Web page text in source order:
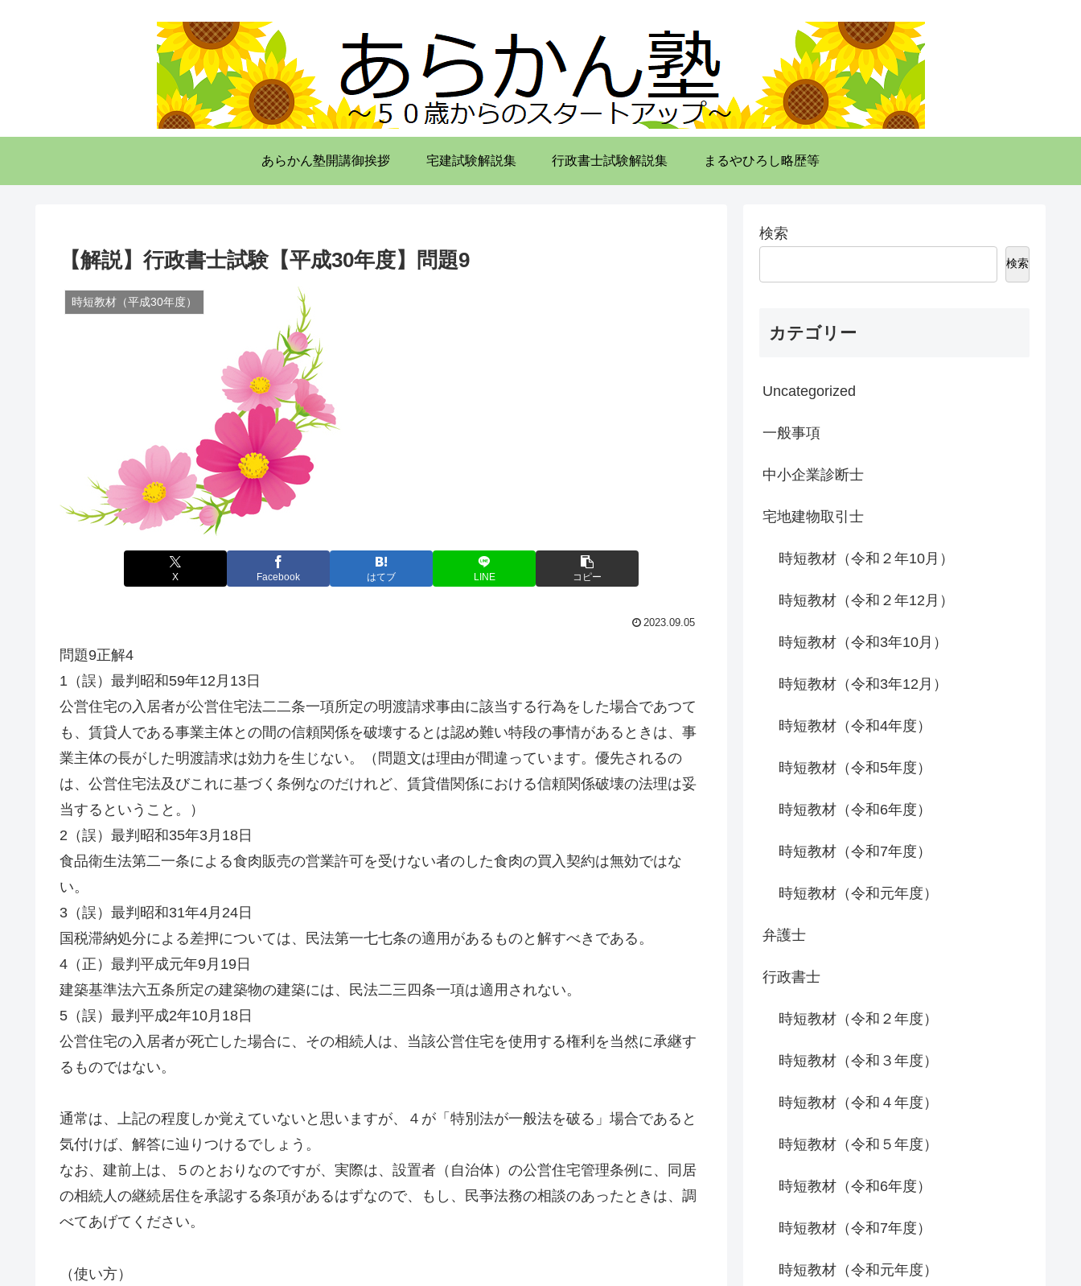
あらかん塾開講御挨拶 宅建試験解説集 行政書士試験解説集 まるやひろし略歴等
【解説】行政書士試験【平成30年度】問題9
時短教材（平成30年度）
X Facebook はてブ LINE コピー
2023.09.05
問題9正解4
1（誤）最判昭和59年12月13日
公営住宅の入居者が公営住宅法二二条一項所定の明渡請求事由に該当する行為をした場合であつて
も、賃貸人である事業主体との間の信頼関係を破壊するとは認め難い特段の事情があるときは、事
業主体の長がした明渡請求は効力を生じない。（問題文は理由が間違っています。優先されるの
は、公営住宅法及びこれに基づく条例なのだけれど、賃貸借関係における信頼関係破壊の法理は妥
当するということ。）
2（誤）最判昭和35年3月18日
食品衛生法第二一条による食肉販売の営業許可を受けない者のした食肉の買入契約は無効ではな
い。
3（誤）最判昭和31年4月24日
国税滞納処分による差押については、民法第一七七条の適用があるものと解すべきである。
4（正）最判平成元年9月19日
建築基準法六五条所定の建築物の建築には、民法二三四条一項は適用されない。
5（誤）最判平成2年10月18日
公営住宅の入居者が死亡した場合に、その相続人は、当該公営住宅を使用する権利を当然に承継す
るものではない。
通常は、上記の程度しか覚えていないと思いますが、４が「特別法が一般法を破る」場合であると
気付けば、解答に辿りつけるでしょう。
なお、建前上は、５のとおりなのですが、実際は、設置者（自治体）の公営住宅管理条例に、同居
の相続人の継続居住を承認する条項があるはずなので、もし、民亊法務の相談のあったときは、調
べてあげてください。
（使い方）
検索
検索
カテゴリー
Uncategorized
一般事項
中小企業診断士
宅地建物取引士
時短教材（令和２年10月）
時短教材（令和２年12月）
時短教材（令和3年10月）
時短教材（令和3年12月）
時短教材（令和4年度）
時短教材（令和5年度）
時短教材（令和6年度）
時短教材（令和7年度）
時短教材（令和元年度）
弁護士
行政書士
時短教材（令和２年度）
時短教材（令和３年度）
時短教材（令和４年度）
時短教材（令和５年度）
時短教材（令和6年度）
時短教材（令和7年度）
時短教材（令和元年度）